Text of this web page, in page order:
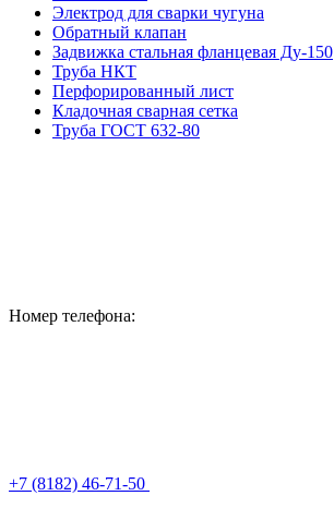
Электрод для сварки чугуна
Обратный клапан
Задвижка стальная фланцевая Ду-150
Труба НКТ
Перфорированный лист
Кладочная сварная сетка
Труба ГОСТ 632-80
Номер телефона:
+7 (8182) 46-71-50